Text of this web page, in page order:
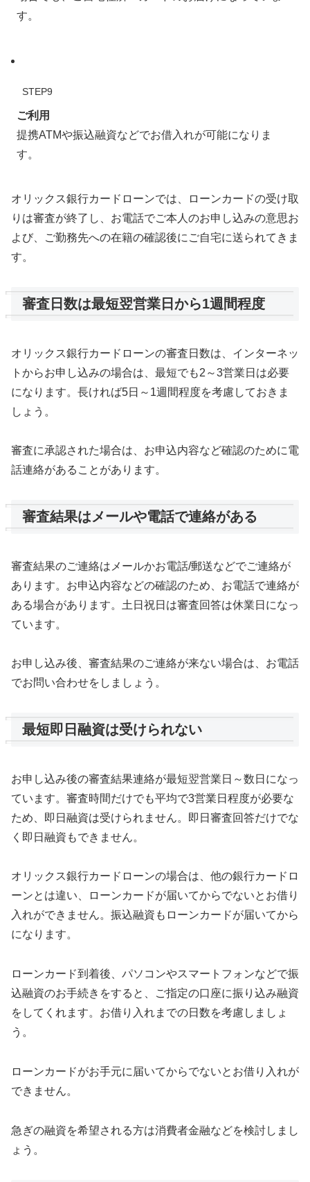
す。
STEP9
ご利用
提携ATMや振込融資などでお借入れが可能になりま
す。
オリックス銀行カードローンでは、ローンカードの受け取
りは審査が終了し、お電話でご本人のお申し込みの意思お
よび、ご勤務先への在籍の確認後にご自宅に送られてきま
す。
審査日数は最短翌営業日から1週間程度
オリックス銀行カードローンの審査日数は、インターネッ
トからお申し込みの場合は、最短でも2～3営業日は必要
になります。長ければ5日～1週間程度を考慮しておきま
しょう。
審査に承認された場合は、お申込内容など確認のために電
話連絡があることがあります。
審査結果はメールや電話で連絡がある
審査結果のご連絡はメールかお電話/郵送などでご連絡が
あります。お申込内容などの確認のため、お電話で連絡が
ある場合があります。土日祝日は審査回答は休業日になっ
ています。
お申し込み後、審査結果のご連絡が来ない場合は、お電話
でお問い合わせをしましょう。
最短即日融資は受けられない
お申し込み後の審査結果連絡が最短翌営業日～数日になっ
ています。審査時間だけでも平均で3営業日程度が必要な
ため、即日融資は受けられません。即日審査回答だけでな
く即日融資もできません。
オリックス銀行カードローンの場合は、他の銀行カードロ
ーンとは違い、ローンカードが届いてからでないとお借り
入れができません。振込融資もローンカードが届いてから
になります。
ローンカード到着後、パソコンやスマートフォンなどで振
込融資のお手続きをすると、ご指定の口座に振り込み融資
をしてくれます。お借り入れまでの日数を考慮しましょ
う。
ローンカードがお手元に届いてからでないとお借り入れが
できません。
急ぎの融資を希望される方は消費者金融などを検討しまし
ょう。